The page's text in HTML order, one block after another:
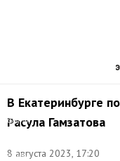
В Екатеринбурге
Расула Гамзатова
8 августа 2023, 17:20
Фото:
пресс-
главы